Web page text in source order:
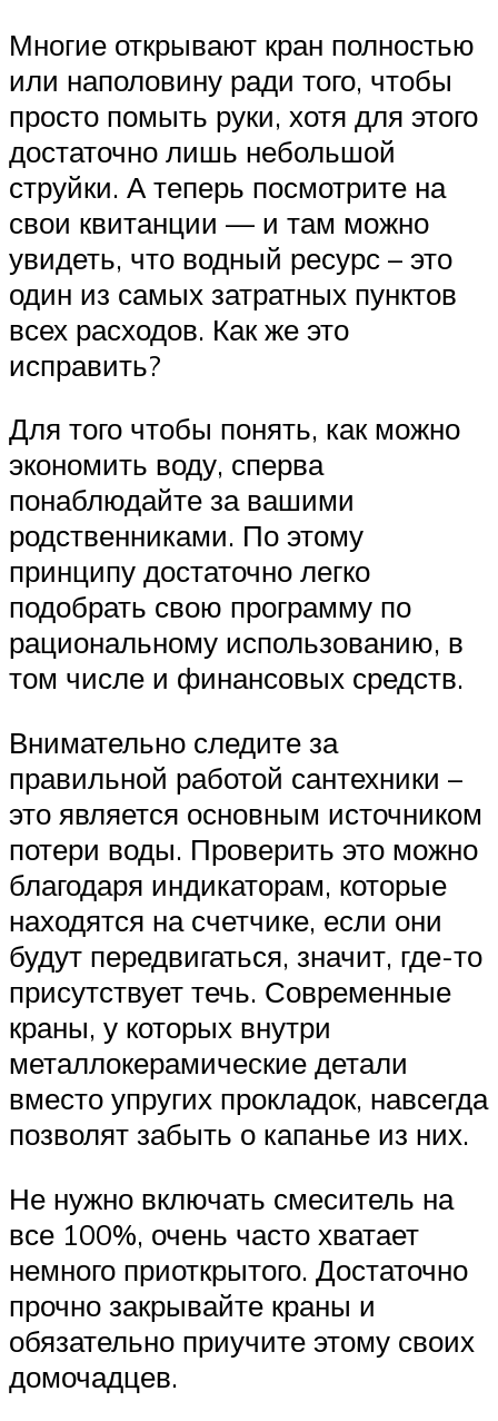
Многие открывают кран полностью
или наполовину ради того, чтобы
просто помыть руки, хотя для этого
достаточно лишь небольшой
струйки. А теперь посмотрите на
свои квитанции — и там можно
увидеть, что водный ресурс – это
один из самых затратных пунктов
всех расходов. Как же это
исправить?
Для того чтобы понять, как можно
экономить воду, сперва
понаблюдайте за вашими
родственниками. По этому
принципу достаточно легко
подобрать свою программу по
рациональному использованию, в
том числе и финансовых средств.
Внимательно следите за
правильной работой сантехники –
это является основным источником
потери воды. Проверить это можно
благодаря индикаторам, которые
находятся на счетчике, если они
будут передвигаться, значит, где-то
присутствует течь. Современные
краны, у которых внутри
металлокерамические детали
вместо упругих прокладок, навсегда
позволят забыть о капанье из них.
Не нужно включать смеситель на
все 100%, очень часто хватает
немного приоткрытого. Достаточно
прочно закрывайте краны и
обязательно приучите этому своих
домочадцев.